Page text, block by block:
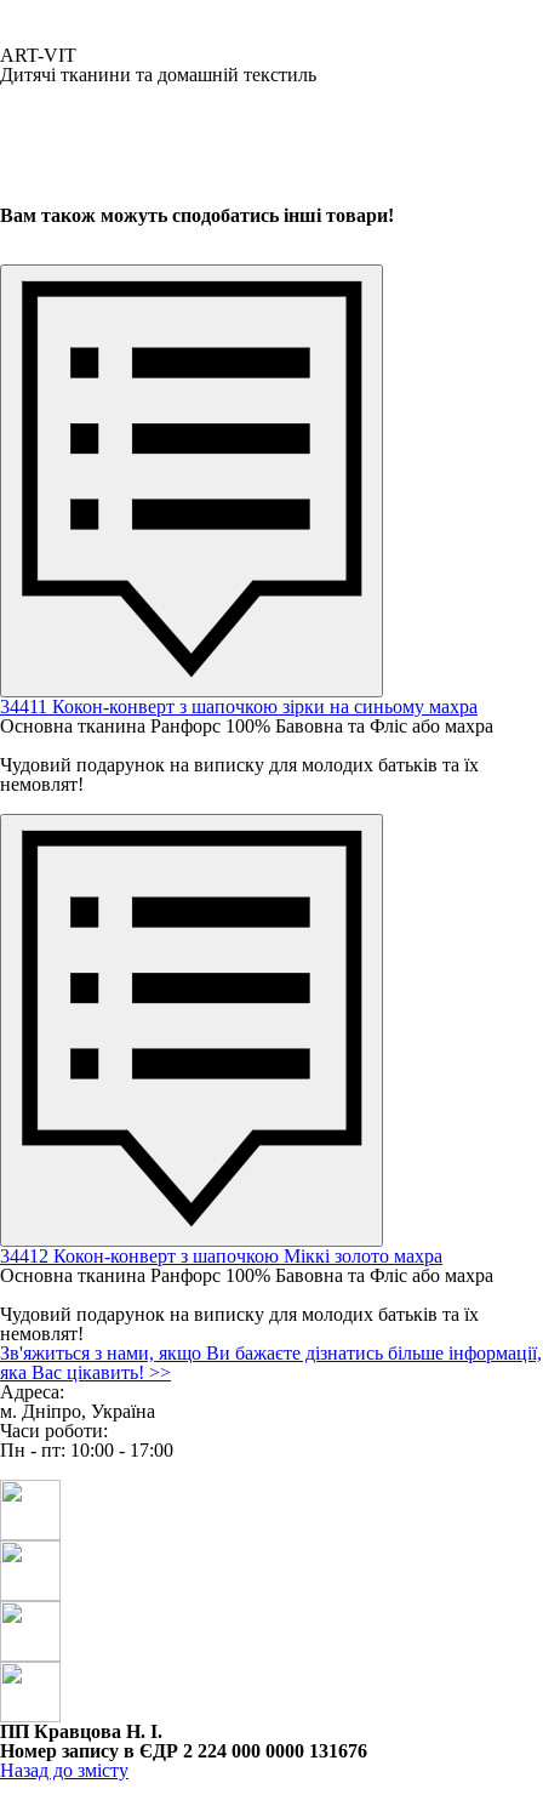
ART-VIT
Дитячі тканини та домашній текстиль
Вам також можуть сподобатись інші товари!
34411 Кокон-конверт з шапочкою зірки на синьому махра
Основна тканина Ранфорс 100% Бавовна та Фліс або махра
Чудовий подарунок на виписку для молодих батьків та їх
немовлят!
34412 Кокон-конверт з шапочкою Міккі золото махра
Основна тканина Ранфорс 100% Бавовна та Фліс або махра
Чудовий подарунок на виписку для молодих батьків та їх
немовлят!
Зв'яжиться з нами, якщо Ви бажаєте дізнатись більше інформації,
яка Вас цікавить! >>
Адреса:
м. Дніпро, Україна
Часи роботи:
Пн - пт: 10:00 - 17:00
ПП Кравцова Н. І.
Номер запису в ЄДР 2 224 000 0000 131676
Назад до змісту